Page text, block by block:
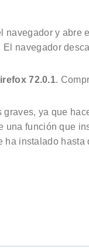
navegador y
El navegador
72.0.1.
ya que
función que
instalado